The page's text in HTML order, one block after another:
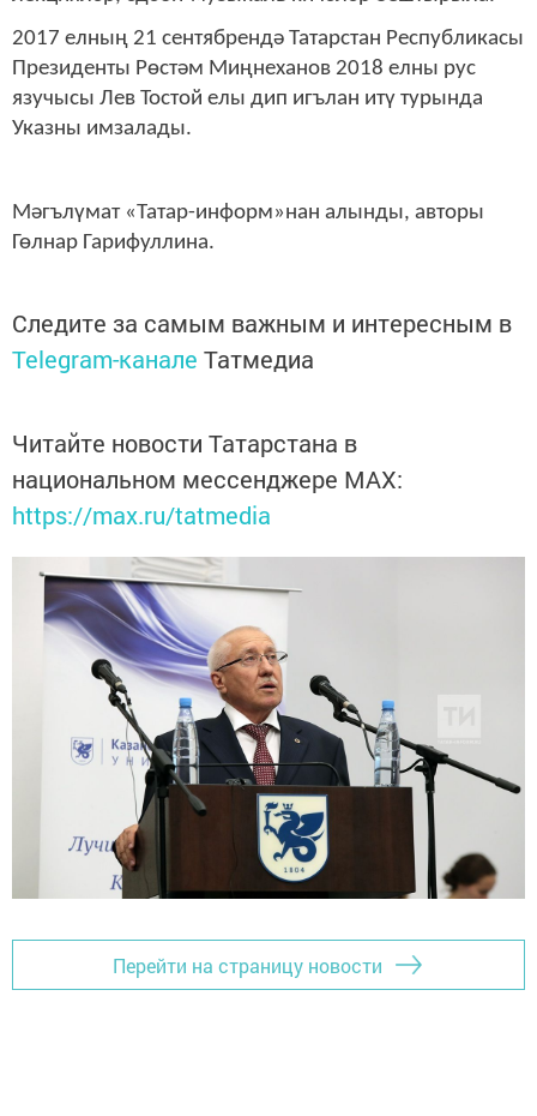
2017 елның 21 сентябрендә Татарстан Республикасы
Президенты Рөстәм Миңнеханов 2018 елны рус
язучысы Лев Тостой елы дип игълан итү турында
Указны имзалады.
Мәгълүмат «Татар-информ»нан алынды, авторы
Гөлнар Гарифуллина.
Следите за самым важным и интересным в
Telegram-канале Татмедиа
Читайте новости Татарстана в
национальном мессенджере MАХ:
https://max.ru/tatmedia
Перейти на страницу новости